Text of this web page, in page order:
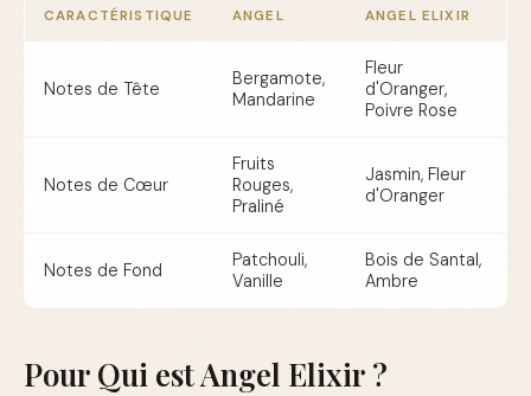
CARACTÉRISTIQUE ANGEL ANGEL ELIXIR
Notes de Tête
Bergamote,
Mandarine
Fleur
d'Oranger,
Poivre Rose
Notes de Cœur
Fruits
Rouges,
Praliné
Jasmin, Fleur
d'Oranger
Notes de Fond
Patchouli,
Vanille
Bois de Santal,
Ambre
Pour Qui est Angel Elixir ?